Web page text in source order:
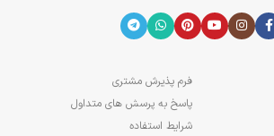
فرم پذیرش مشتری
پاسخ به پرسش های متداول
شرایط استفاده